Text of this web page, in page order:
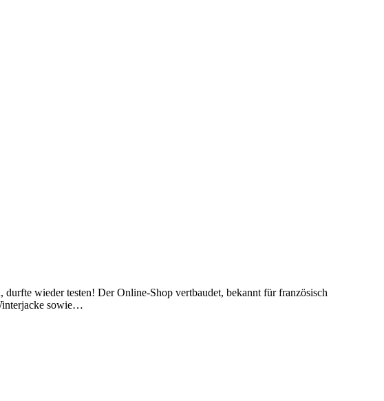
wieder testen! Der Online-Shop vertbaudet, bekannt für französisch
sowie…